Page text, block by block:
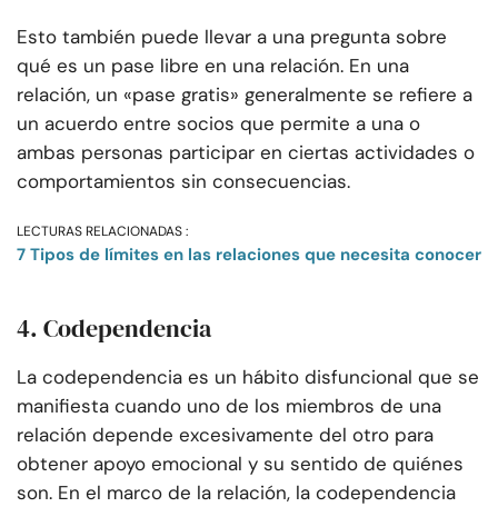
Esto también puede llevar a una pregunta sobre
qué es un pase libre en una relación. En una
relación, un «pase gratis» generalmente se refiere a
un acuerdo entre socios que permite a una o
ambas personas participar en ciertas actividades o
comportamientos sin consecuencias.
LECTURAS RELACIONADAS :
7 Tipos de límites en las relaciones que necesita conocer
4. Codependencia
La codependencia es un hábito disfuncional que se
manifiesta cuando uno de los miembros de una
relación depende excesivamente del otro para
obtener apoyo emocional y su sentido de quiénes
son. En el marco de la relación, la codependencia